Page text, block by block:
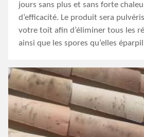
jours sans plus et sans forte
d’efficacité. Le produit sera
votre toit afin d’éliminer tous les
ainsi que les spores qu’elles